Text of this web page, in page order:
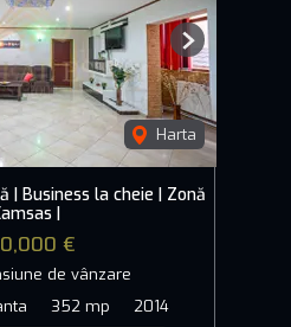
Harta
Next
| Business la cheie | Zonă
|
€
de vânzare
352 mp 2014